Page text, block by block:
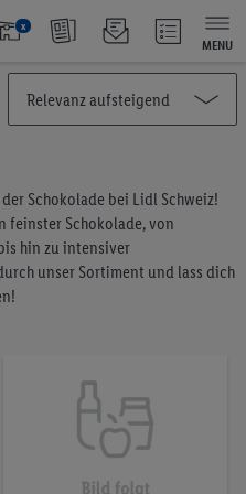
x
MENU
Schokolade bei Lidl Schweiz!
feinster Schokolade, von
hin zu intensiver
unser Sortiment und lass dich